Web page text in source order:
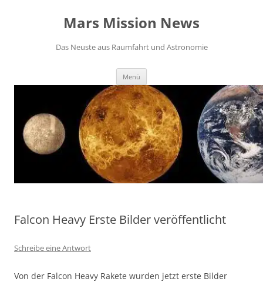
Mars Mission News
Das Neuste aus Raumfahrt und Astronomie
Menü
Falcon Heavy Erste Bilder veröffentlicht
Schreibe eine Antwort
Von der Falcon Heavy Rakete wurden jetzt erste Bilder